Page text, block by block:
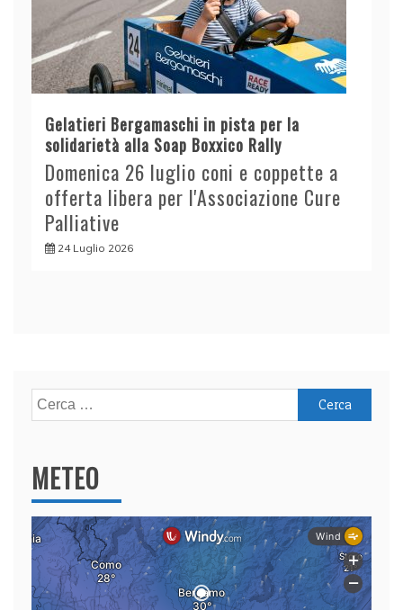
Gelatieri Bergamaschi in pista per la
solidarietà alla Soap Boxxico Rally
Domenica 26 luglio coni e coppette a
offerta libera per l'Associazione Cure
Palliative
24 Luglio 2026
Ricerca
per:
METEO